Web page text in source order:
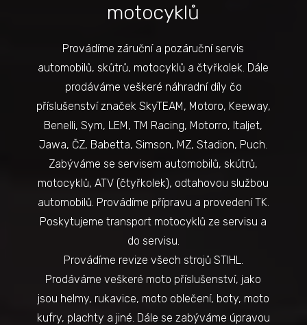
motocyklů
Provádíme záruční a pozáruční servis
automobilů, skůtrů, motocyklů a čtyřkolek. Dále
prodáváme veškeré náhradní díly čo
příslušenství značek SkyTEAM, Motoro, Keeway,
Benelli, Sym, LEM, TM Racing, Motorro, Italjet,
Jawa, ČZ, Babetta, Simson, MZ, Stadion, Puch.
Zabýváme se servisem automobilů, skútrů,
motocyklů, ATV (čtyřkolek), odtahovou službou
automobilů. Provádíme přípravu a provedení TK.
Poskytujeme transport motocyklů ze servisu a
do servisu.
Provádíme revize všech strojů STIHL.
Prodáváme veškeré moto příslušenství, jako
jsou helmy, rukavice, moto oblečení, boty, moto
kufry, plachty a jiné. Dále se zabýváme úpravou